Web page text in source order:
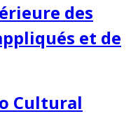
des
et de
Cultural